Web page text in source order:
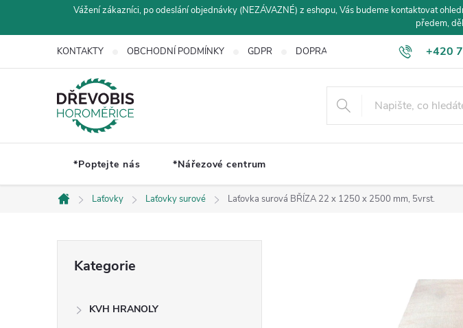
Vážení zákazníci, po odeslání objednávky (NEZÁVAZNÉ) z eshopu, Vás budeme kontaktovat
předem,
+420
KONTAKTY OBCHODNÍ PODMÍNKY GDPR DOPRAVA A PLATBA
*Poptejte nás *Nářezové centrum
Domů
Laťovky Laťovky surové Laťovka surová BŘÍZA 22 x 1250 x 2500 mm, 5vrst.
kategorie
Kategorie
KVH HRANOLY